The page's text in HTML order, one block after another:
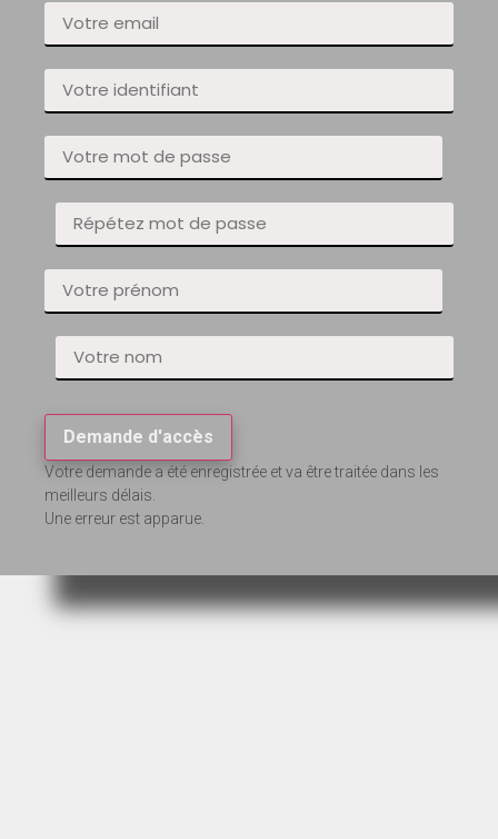
Demande d'accès
Votre demande a été enregistrée et va être traitée dans les
meilleurs délais.
Une erreur est apparue.